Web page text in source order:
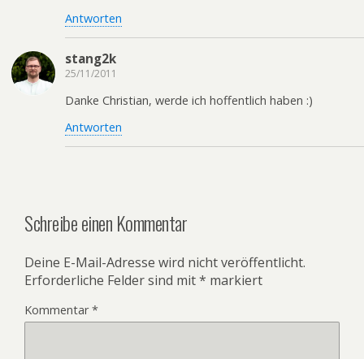
Antworten
stang2k
25/11/2011
Danke Christian, werde ich hoffentlich haben :)
Antworten
Schreibe einen Kommentar
Deine E-Mail-Adresse wird nicht veröffentlicht.
Erforderliche Felder sind mit* markiert
Kommentar*